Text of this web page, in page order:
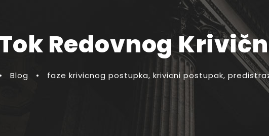
Redovnog
• Blog • faze krivicnog postupka, krivicni postupak,